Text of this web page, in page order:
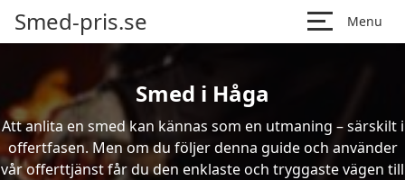
Smed-pris.se Menu
Smed i Håga
Att anlita en smed kan kännas som en utmaning – särskilt i
offertfasen. Men om du följer denna guide och använder
vår offerttjänst får du den enklaste och tryggaste vägen till